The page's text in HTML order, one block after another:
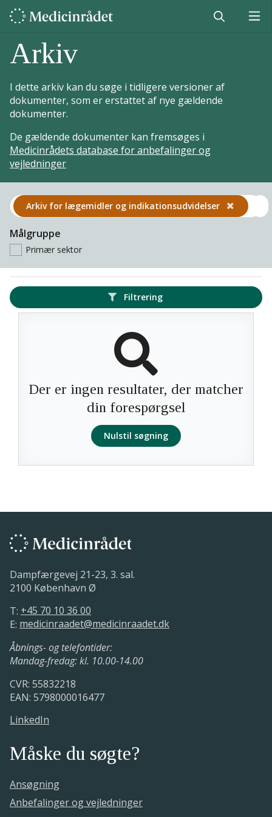
Arkiv
I dette arkiv kan du søge i tidligere versioner af
dokumenter, som er erstattet af nye gældende
dokumenter.
De gældende dokumenter kan fremsøges i
Medicinrådets database for anbefalinger og
vejledninger
Arkiv for lægemidler og indikations­udvidelser
Målgruppe
Primær sektor
Filtrering
Der er ingen resultater, der matcher
din forespørgsel
Nulstil søgning
Dampfærgevej 21-23, 3. sal.
2100 København Ø
T: +45 70 10 36 00
E: medicinraadet@medicinraadet.dk
Åbnings- og telefontider:
Mandag-fredag: kl. 10.00-14.00
CVR: 55832218
EAN: 5798000016477
LinkedIn
Måske du søgte?
Ansøgning
Anbefalinger og vejledninger